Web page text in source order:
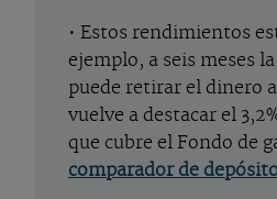
• Estos rendimientos
ejemplo, a seis meses
puede retirar el dinero
vuelve a destacar el
que cubre el Fondo de
comparador de